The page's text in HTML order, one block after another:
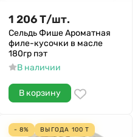
1 206Т/шт.
Сельдь Фише Ароматная
филе-кусочки в масле
180гр пэт
В наличии
В корзину
- 8% ВЫГОДА 100 Т